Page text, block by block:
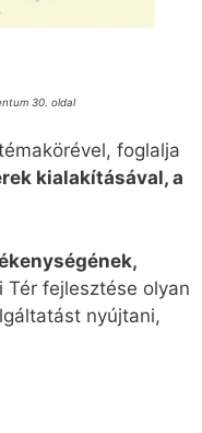
30. oldal
foglalja
kialakításával, a
Tér fejlesztése olyan
nyújtani,